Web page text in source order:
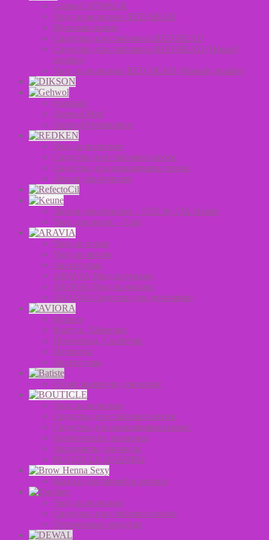
Серия CATWALK
Уход за волосами BED HEAD
Мужская линия
Средства для стайлинга BED HEAD
Средства для стайлинга BED HEAD (Новый
дизайн)
Уход за волосами BED HEAD (Новый дизайн)
Fusskraft
Gehwol Med
Gehwol Preparations
Уход за волосами
Средства для стайлинга волос
Средства для окрашивание волос
Линия для мужчин
Линия для мужчин – 1922 by J.M. Keune
Уход для волос – Сare
Уход за телом
Уход за лицом
Аксессуары
ARAVIA Уход за руками
ARAVIA Уход за ногами
ARAVIA Средства для депиляции
Фольга
Фартук, Шапочки
Полотенца, Салфетки
Перчатки
Аксессуары
Сухие шампуни для волос
Уход за волосами
Средства для стайлинга волос
Средства для окрашивания волос
Осветлители для волос
Оксиданты для волос
BOUTICLE НАБОРЫ
Краска для бровей и ресниц
Уход за волосами
Средства для стайлинга волос
Оттеночные средства